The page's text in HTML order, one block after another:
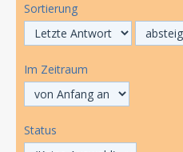
Sortierung
Im Zeitraum
Status